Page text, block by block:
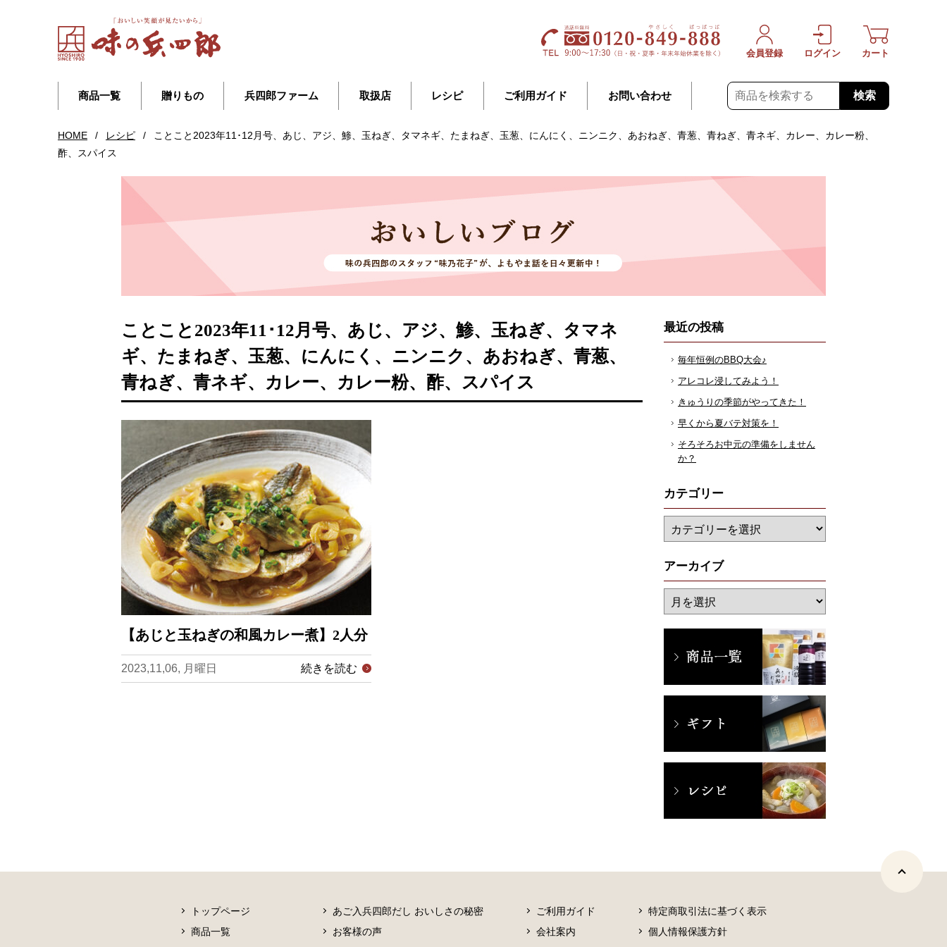
商品一覧 贈りもの 兵四郎ファーム 取扱店 レシピ ご利用ガイド お問い合わせ 検索
会員登録 ログイン カート
HOME / レシピ /
ことこと2023年11･12月号、あじ、アジ、鯵、玉ねぎ、タマネギ、たまねぎ、玉葱、にんにく、ニンニク、あおねぎ、青葱、青ねぎ、青ネギ、カレー、カレー粉、
酢、スパイス
ことこと2023年11･12月号、あじ、アジ、鯵、玉ねぎ、タマネ
ギ、たまねぎ、玉葱、にんにく、ニンニク、あおねぎ、青葱、
青ねぎ、青ネギ、カレー、カレー粉、酢、スパイス
【あじと玉ねぎの和風カレー煮】2人分
2023,11,06, 月曜日 続きを読む
最近の投稿
毎年恒例のBBQ大会♪
アレコレ浸してみよう！
きゅうりの季節がやってきた！
早くから夏バテ対策を！
そろそろお中元の準備をしません
か？
カテゴリー
アーカイブ
トップページ
商品一覧
あご入兵四郎だし おいしさの秘密
お客様の声
ご利用ガイド
会社案内
特定商取引法に基づく表示
個人情報保護方針